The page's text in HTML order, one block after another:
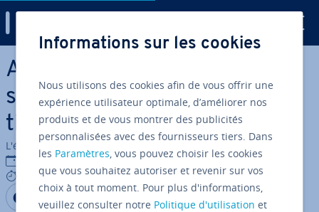
Aller au contenu principal
Auth Code : le code d’au­to­ri­
sa­tion pour garantir l’uti­li­sa­
tion légitime du domaine
L'équipe édi­to­riale IONOS
07/01/2026
5 mins
Partager sur Facebook
Partager sur Twitter
Partager sur LinkedIn
Informations sur les cookies
Nous utilisons des cookies afin de vous offrir une
expérience utilisateur optimale, d’améliorer nos
produits et de vous montrer des publicités
personnalisées avec des fournisseurs tiers. Dans
les Paramètres, vous pouvez choisir les cookies
que vous souhaitez autoriser et revenir sur vos
choix à tout moment. Pour plus d'informations,
veuillez consulter notre Politique d'utilisation et